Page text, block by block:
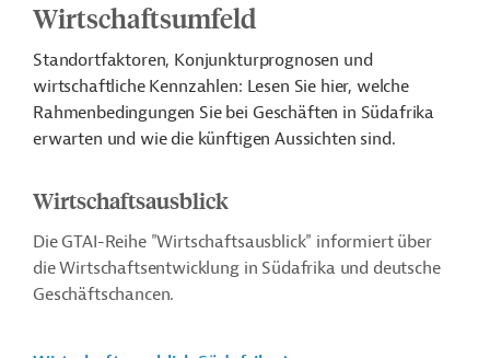
Wirtschaftsumfeld
Standortfaktoren, Konjunkturprognosen und
wirtschaftliche Kennzahlen: Lesen Sie hier, welche
Rahmenbedingungen Sie bei Geschäften in Südafrika
erwarten und wie die künftigen Aussichten sind.
Wirtschaftsausblick
Die GTAI-Reihe "Wirtschaftsausblick" informiert über
die Wirtschaftsentwicklung in Südafrika und deutsche
Geschäftschancen.